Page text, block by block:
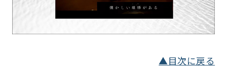
▲目次に戻る